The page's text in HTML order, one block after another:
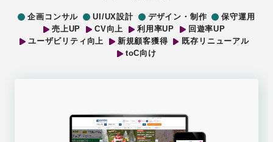
企画コンサル UI/UX設計 デザイン・制作
保守運用
売上UP
CV向上 利用率UP
回遊率UP
ユーザビリティ向上
新規顧客獲得
既存リニューアル
toC向け